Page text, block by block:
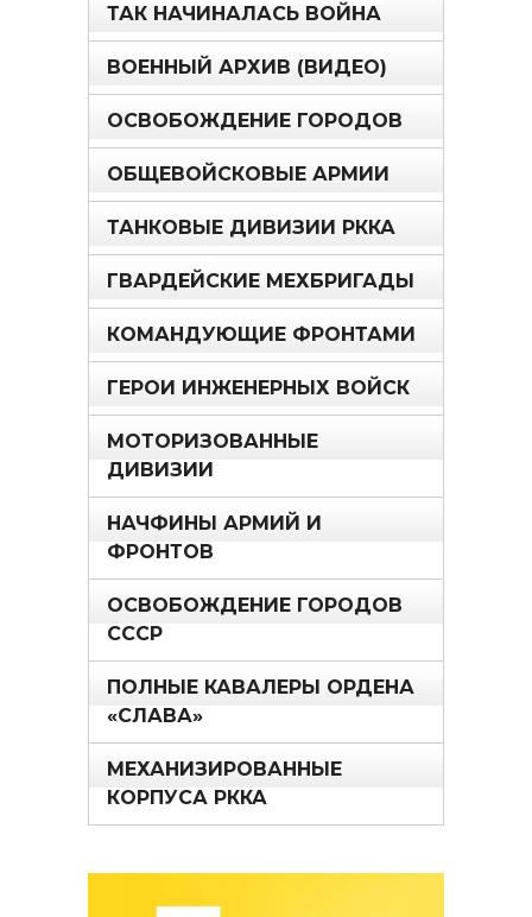
ТАК НАЧИНАЛАСЬ ВОЙНА
ВОЕННЫЙ АРХИВ (ВИДЕО)
ОСВОБОЖДЕНИЕ ГОРОДОВ
ОБЩЕВОЙСКОВЫЕ АРМИИ
ТАНКОВЫЕ ДИВИЗИИ РККА
ГВАРДЕЙСКИЕ МЕХБРИГАДЫ
КОМАНДУЮЩИЕ ФРОНТАМИ
ГЕРОИ ИНЖЕНЕРНЫХ ВОЙСК
МОТОРИЗОВАННЫЕ
ДИВИЗИИ
НАЧФИНЫ АРМИЙ И
ФРОНТОВ
ОСВОБОЖДЕНИЕ ГОРОДОВ
СССР
ПОЛНЫЕ КАВАЛЕРЫ ОРДЕНА
«СЛАВА»
МЕХАНИЗИРОВАННЫЕ
КОРПУСА РККА